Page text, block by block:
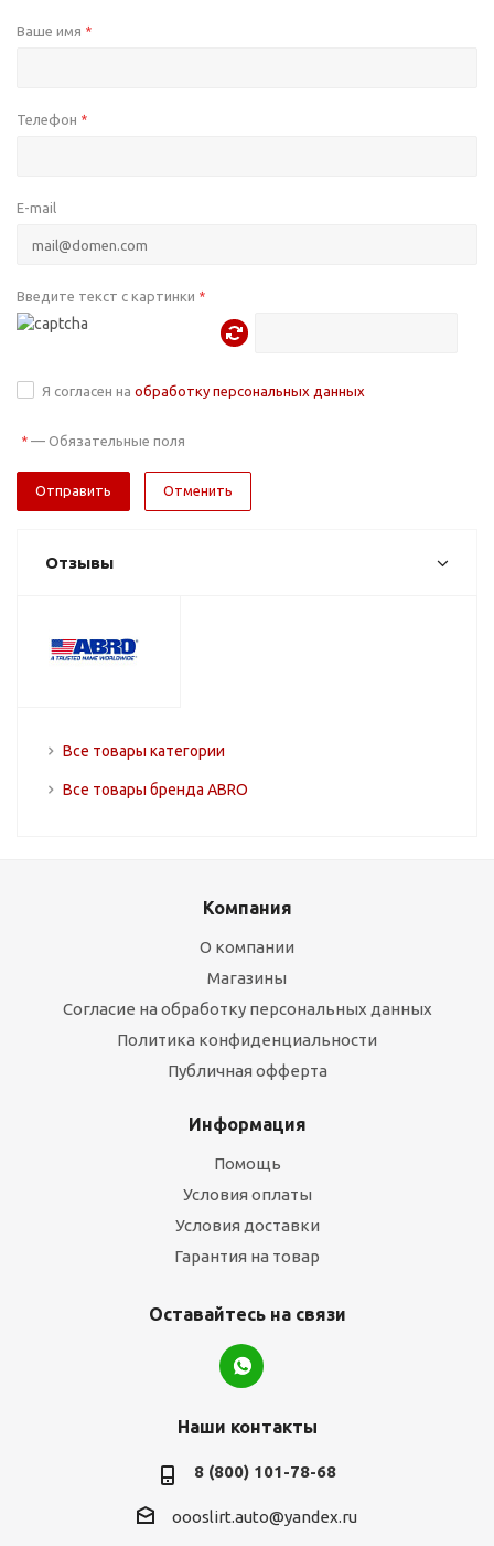
Ваше имя *
Телефон *
E-mail
Введите текст с картинки *
Я согласен на обработку персональных данных
* — Обязательные поля
Отменить
Отзывы
Все товары категории
Все товары бренда ABRO
Компания
О компании
Магазины
Согласие на обработку персональных данных
Политика конфиденциальности
Публичная офферта
Информация
Помощь
Условия оплаты
Условия доставки
Гарантия на товар
Оставайтесь на связи
Наши контакты
8 (800) 101-78-68
oooslirt.auto@yandex.ru